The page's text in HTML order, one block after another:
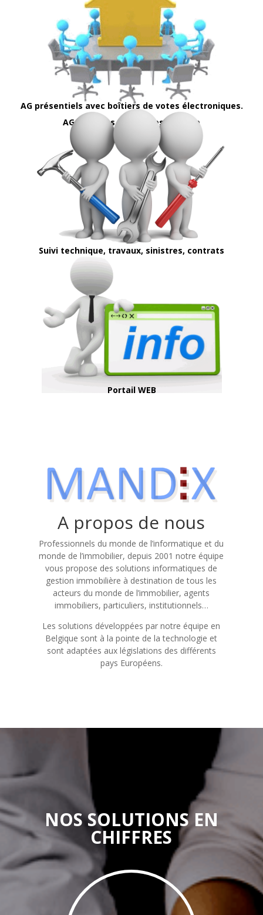
AG présentiels avec boîtiers de votes électroniques.
AG Digitales avec votes en ligne
Suivi technique, travaux, sinistres, contrats
Portail WEB
A propos de nous
Professionnels du monde de l’informatique et du
monde de l’immobilier, depuis 2001 notre équipe
vous propose des solutions informatiques de
gestion immobilière à destination de tous les
acteurs du monde de l’immobilier, agents
immobiliers, particuliers, institutionnels…
Les solutions développées par notre équipe en
Belgique sont à la pointe de la technologie et
sont adaptées aux législations des différents
pays Européens.
NOS SOLUTIONS EN
CHIFFRES